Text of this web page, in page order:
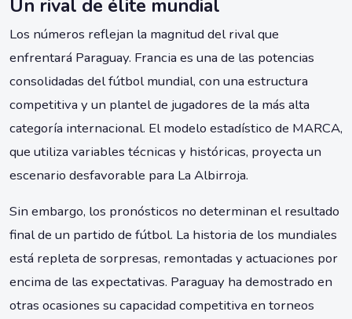
Un rival de élite mundial
Los números reflejan la magnitud del rival que
enfrentará Paraguay. Francia es una de las potencias
consolidadas del fútbol mundial, con una estructura
competitiva y un plantel de jugadores de la más alta
categoría internacional. El modelo estadístico de MARCA,
que utiliza variables técnicas y históricas, proyecta un
escenario desfavorable para La Albirroja.
Sin embargo, los pronósticos no determinan el resultado
final de un partido de fútbol. La historia de los mundiales
está repleta de sorpresas, remontadas y actuaciones por
encima de las expectativas. Paraguay ha demostrado en
otras ocasiones su capacidad competitiva en torneos